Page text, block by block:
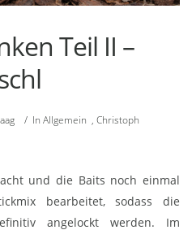
Teil II –
/ In Allgemein , Christoph
und die Baits noch einmal
bearbeitet, sodass die
angelockt werden. Im